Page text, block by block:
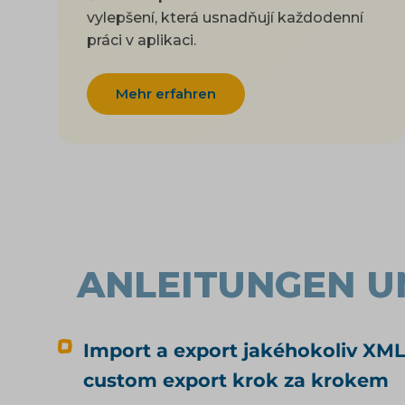
vylepšení, která usnadňují každodenní
práci v aplikaci.
Mehr erfahren
ANLEITUNGEN
Import a export jakéhokoliv
custom export krok za krokem